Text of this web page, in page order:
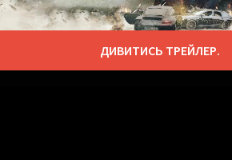
ДИВИТИСЬ ТРЕЙЛЕР.